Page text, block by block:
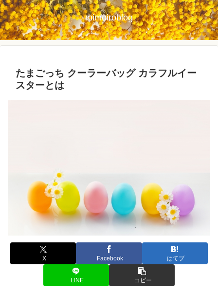
mimoiroblog
たまごっち クーラーバッグ カラフルイー
スターとは
X Facebook はてブ
LINE コピー